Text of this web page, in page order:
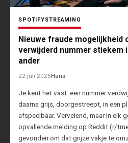
SPOTIFYSTREAMING
Nieuwe fraude mogelijkheid
verwijderd nummer stiekem
ander
22 juli 2026Hans
Je kent het vast: een nummer
daarna grijs, doorgestreept, in een
afspeelbaar. Vervelend, maar in elk
opvallende melding op Reddit (r/
gevonden om dat grijze vakje te